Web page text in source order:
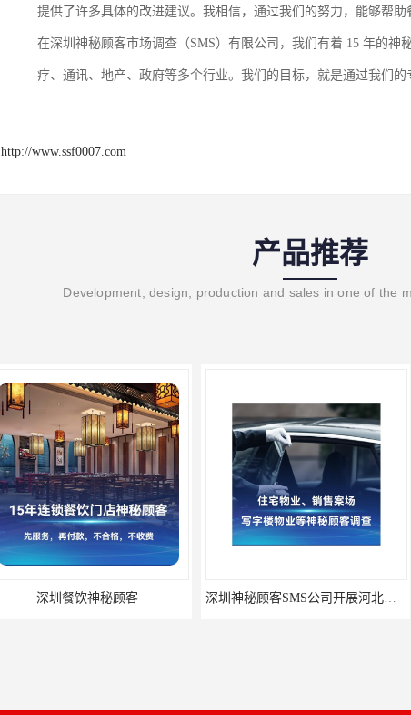
提供了许多具体的改进建议。我相信，通过我们的努力，能够帮
在深圳神秘顾客市场调查（SMS）有限公司，我们有着 15 年的神
疗、通讯、地产、政府等多个行业。我们的目标，就是通过我们
http://www.ssf0007.com
产品推荐
Development, design, production and sales in one of the
深圳餐饮神秘顾客 深圳神秘顾客SMS公司开展河北专卖店神秘顾客调查的作用